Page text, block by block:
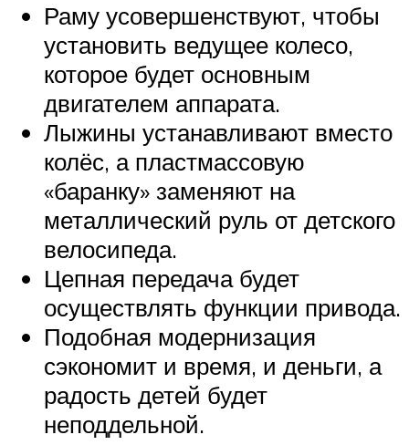
Раму усовершенствуют, чтобы
установить ведущее колесо,
которое будет основным
двигателем аппарата.
Лыжины устанавливают вместо
колёс, а пластмассовую
«баранку» заменяют на
металлический руль от детского
велосипеда.
Цепная передача будет
осуществлять функции привода.
Подобная модернизация
сэкономит и время, и деньги, а
радость детей будет
неподдельной.